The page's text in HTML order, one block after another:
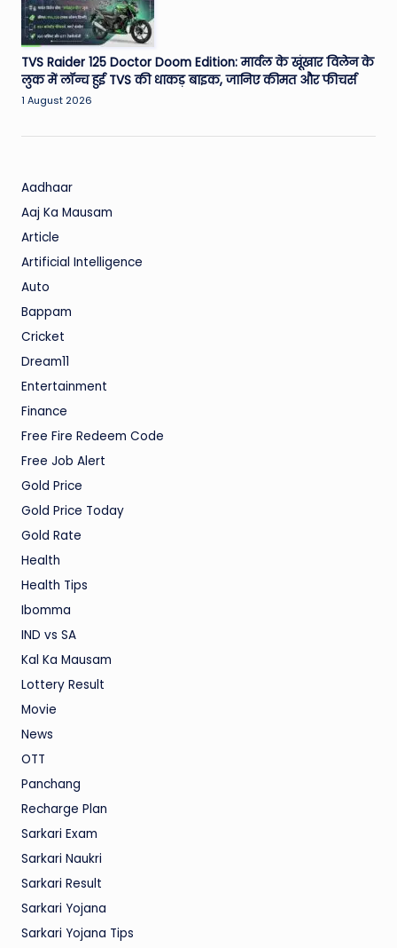
TVS Raider 125 Doctor Doom Edition: मार्वल के खूंखार विलेन के
लुक में लॉन्च हुई TVS की धाकड़ बाइक, जानिए कीमत और फीचर्स
1 August 2026
Aadhaar
Aaj Ka Mausam
Article
Artificial Intelligence
Auto
Bappam
Cricket
Dream11
Entertainment
Finance
Free Fire Redeem Code
Free Job Alert
Gold Price
Gold Price Today
Gold Rate
Health
Health Tips
Ibomma
IND vs SA
Kal Ka Mausam
Lottery Result
Movie
News
OTT
Panchang
Recharge Plan
Sarkari Exam
Sarkari Naukri
Sarkari Result
Sarkari Yojana
Sarkari Yojana Tips